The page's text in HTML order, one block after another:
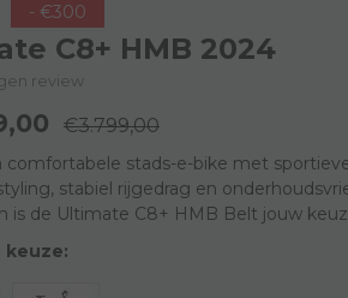
- €300
C8+ HMB 2024
review
€3.799,00
comfortabele stads-e-bike met
stabiel rijgedrag en
is de Ultimate C8+ HMB Belt jouw
keuze: